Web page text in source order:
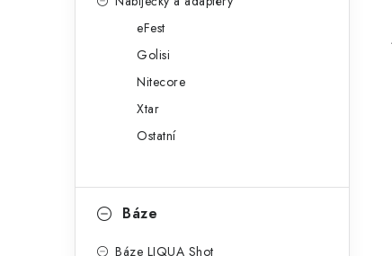
eFest
Golisi
Nitecore
Xtar
Ostatní
Báze
Báze LIQUA Shot